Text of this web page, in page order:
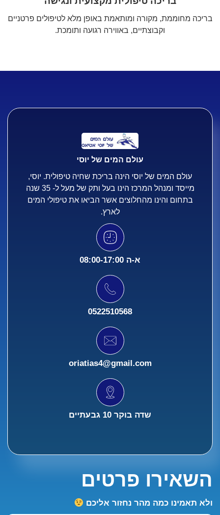
בריכה מחוממת, מקורה ומותאמת באופן מלא לטיפולים פרטניים
וקבוצתיים, באווירה רגועה ותומכת.
עולם המים של יוסי​
עולם המים של יוסי הינה בריכת שחיה טיפולית. יוסי,
מייסד ומנהל המרכז הינו בעל ותק של מעל ל- 35 שנה
בתחום והינו מהחלוצים אשר הביאו את טיפולי המים
לארץ.​
א-ה 08:00-17:00​
0522510568
oriatias4@gmail.com
שדה בוקר 10 גבעתיים
השאירו פרטים
ולא תאמינו כמה מהר נחזור אליכם